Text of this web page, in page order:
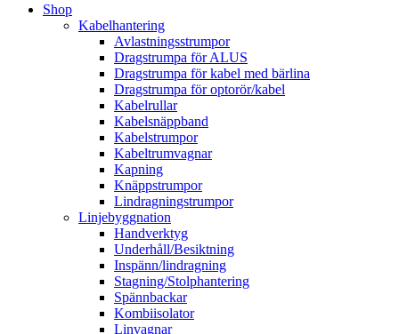
Shop
Kabelhantering
Avlastningsstrumpor
Dragstrumpa för ALUS
Dragstrumpa för kabel med bärlina
Dragstrumpa för optorör/kabel
Kabelrullar
Kabelsnäppband
Kabelstrumpor
Kabeltrumvagnar
Kapning
Knäppstrumpor
Lindragningstrumpor
Linjebyggnation
Handverktyg
Underhåll/Besiktning
Inspänn/lindragning
Stagning/Stolphantering
Spännbackar
Kombiisolator
Linvagnar